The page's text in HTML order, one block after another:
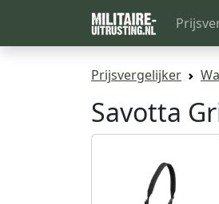
Prijsvergelijker
Savotta